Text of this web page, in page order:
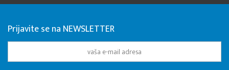
Prijavite se na NEWSLETTER